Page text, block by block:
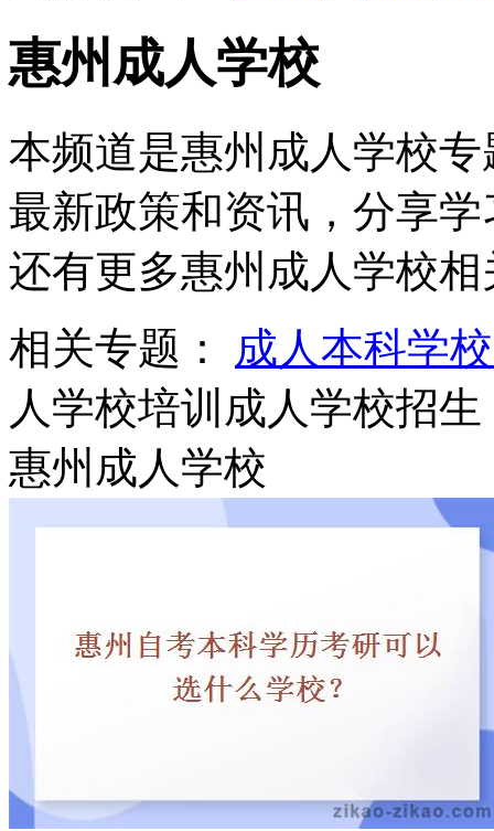
惠州成人学校
本频道是惠州成人学校
最新政策和资讯，分享
还有更多惠州成人学校
相关专题：
成人本科学校
人学校培训 成人学校招生
惠州成人学校